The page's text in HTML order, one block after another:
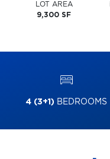
LOT AREA
9,300 SF
4 (3+1) BEDROOMS